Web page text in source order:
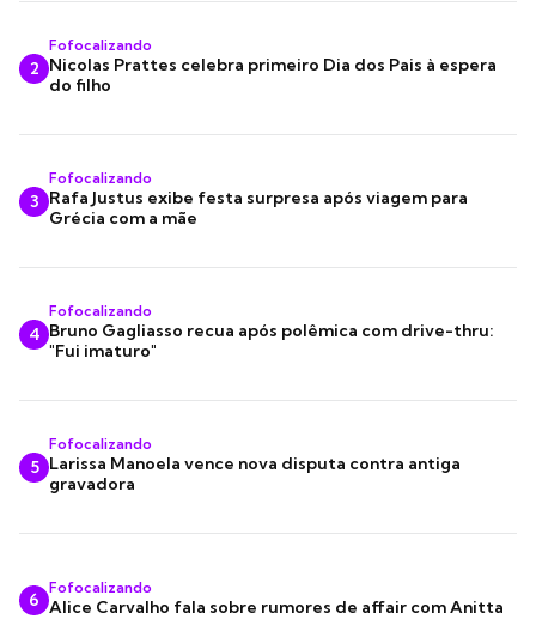
2
Fofocalizando
Nicolas Prattes celebra primeiro Dia dos Pais à espera
do filho
3
Fofocalizando
Rafa Justus exibe festa surpresa após viagem para
Grécia com a mãe
4
Fofocalizando
Bruno Gagliasso recua após polêmica com drive-thru:
"Fui imaturo"
5
Fofocalizando
Larissa Manoela vence nova disputa contra antiga
gravadora
6
Fofocalizando
Alice Carvalho fala sobre rumores de affair com Anitta